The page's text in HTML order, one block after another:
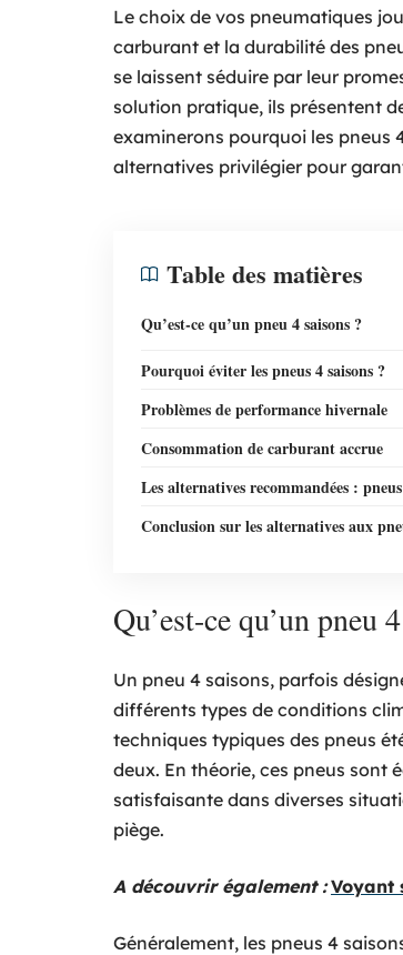
Le choix de vos pneumatiques
carburant et la durabilité des
se laissent séduire par leur
solution pratique, ils présentent
examinerons pourquoi les pneus
alternatives privilégier pour
Table des matières
Qu’est-ce qu’un pneu 4 saisons ?
Pourquoi éviter les pneus 4 saisons ?
Problèmes de performance hivernale
Consommation de carburant accrue
Les alternatives recommandées :
Conclusion sur les alternatives aux
Qu’est-ce qu’un pneu
Un pneu 4 saisons, parfois
différents types de conditions
techniques typiques des pneus
deux. En théorie, ces pneus
satisfaisante dans diverses
piège.
A découvrir également : Voyant
Généralement, les pneus 4